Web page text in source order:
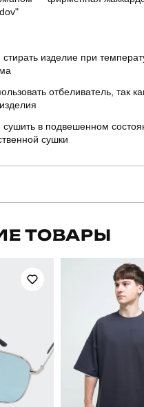
стирать изделие при
отбеливатель, так
сушить в подвешенном
сушки
ТОВАРЫ